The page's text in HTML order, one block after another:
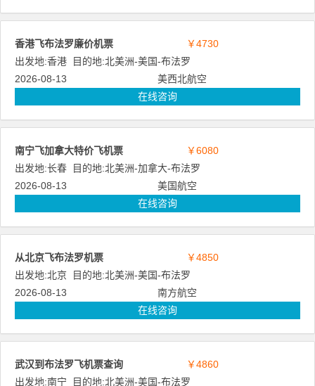
香港飞布法罗廉价机票
￥4730
出发地:香港 目的地:北美洲-美国-布法罗
2026-08-13
美西北航空
在线咨询
南宁飞加拿大特价飞机票
￥6080
出发地:长春 目的地:北美洲-加拿大-布法罗
2026-08-13
美国航空
在线咨询
从北京飞布法罗机票
￥4850
出发地:北京 目的地:北美洲-美国-布法罗
2026-08-13
南方航空
在线咨询
武汉到布法罗飞机票查询
￥4860
出发地:南宁 目的地:北美洲-美国-布法罗